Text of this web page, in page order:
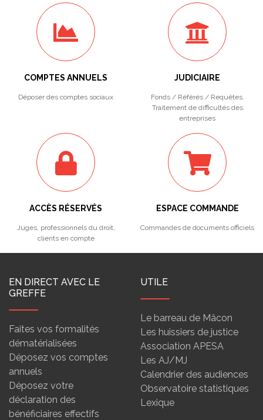
COMPTES ANNUELS
Déposer des comptes sociaux
JUDICIAIRE
Fonds / Référés / Requêtes.
Traitement de difficultés des
entreprises
ACCÈS RÉSERVÉS
Juges, professionnels du droit,
clients en compte
ESPACE COMMANDE
Commandes de documents officiels
EN DIRECT AVEC LE
GREFFE
Faites vos formalités
dématérialisées
Déposez vos comptes
annuels
Déposez votre
déclaration des
bénéficiaires effectifs
UTILE
Le barreau de Mâcon
Les huissiers de justice
Association APESA
Les AJ/MJ
Calendrier des audiences
Observatoire statistiques
Lexique